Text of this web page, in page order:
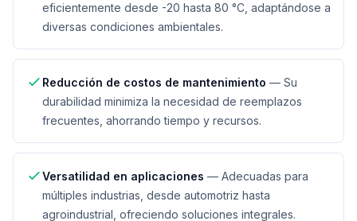
eficientemente desde -20 hasta 80 °C, adaptándose a
diversas condiciones ambientales.
Reducción de costos de mantenimiento — Su
durabilidad minimiza la necesidad de reemplazos
frecuentes, ahorrando tiempo y recursos.
Versatilidad en aplicaciones — Adecuadas para
múltiples industrias, desde automotriz hasta
agroindustrial, ofreciendo soluciones integrales.